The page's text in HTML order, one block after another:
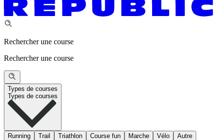
Rechercher une course
Rechercher une course
Types de courses
Types de courses
Running Trail Triathlon Course fun Marche Vélo Autre